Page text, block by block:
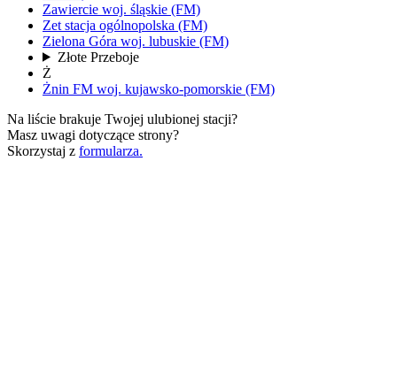
Zawiercie woj. śląskie (FM)
Zet stacja ogólnopolska (FM)
Zielona Góra woj. lubuskie (FM)
Złote Przeboje
Ż
Żnin FM woj. kujawsko-pomorskie (FM)
Na liście brakuje Twojej ulubionej stacji?
Masz uwagi dotyczące strony?
Skorzystaj z formularza.